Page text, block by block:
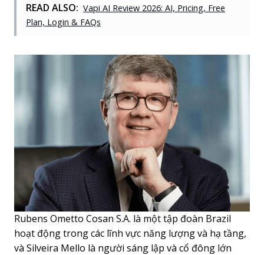
READ ALSO: Vapi AI Review 2026: AI, Pricing, Free
Plan, Login & FAQs
Rubens Ometto Cosan S.A. là một tập đoàn Brazil
hoạt động trong các lĩnh vực năng lượng và hạ tầng,
và Silveira Mello là người sáng lập và cổ đông lớn